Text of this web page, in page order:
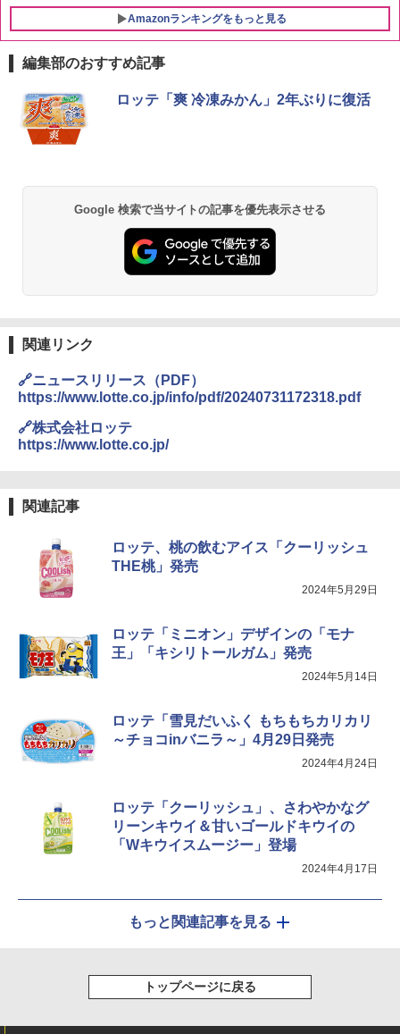
Amazonランキングをもっと見る
1
チキンラーメン どんぶり 85g×12個 日清
カップヌードル カップヌードルPRO シ
ーフードヌードル 高たんぱく&低糖質 さ
らに塩分控えめ 78g×12個
￥2,885
3
￥341
【公式】ブタメン とんこつ味 35g×15個
麺 小腹 インスタント アウトドアにも ロ
ーリングストック 大人買い おやつカン
パニー
1
[山善] スチームオーブンレンジ 25L 一人
シャープ 過熱水蒸気 オーブンレンジ 23
L 1段調理 ブラック RE-WF232-B シンプ
ル操作 コンパクト 一人暮らし 二人暮ら
人暮らし フラットテーブル グレー YRZ-
TOSHIBA(東芝) スチームオーブンレン
ジ 石窯ドーム ER-D80A(K) ブラック 25
お手入れ 小型 新生活 一人暮らし 二人暮
らし ファミリー
5
シャープ ウォーターオーブン ヘルシオ
AX-XJ1-B ブラック 30L 2段調理 コンベ
￥44,800
編集部のおすすめ記事
ロッテ「爽 冷凍みかん」2年ぶりに復活
Google 検索で当サイトの記事を優先表示させる
関連リンク
🔗ニュースリリース（PDF）
https://www.lotte.co.jp/info/pdf/20240731172318.pdf
🔗株式会社ロッテ
https://www.lotte.co.jp/
関連記事
ロッテ、桃の飲むアイス「クーリッシュ
THE桃」発売
2024年5月29日
ロッテ「ミニオン」デザインの「モナ
王」「キシリトールガム」発売
2024年5月14日
ロッテ「雪見だいふく もちもちカリカリ
～チョコinバニラ～」4月29日発売
2024年4月24日
ロッテ「クーリッシュ」、さわやかなグ
リーンキウイ＆甘いゴールドキウイの
「Wキウイスムージー」登場
2024年4月17日
もっと関連記事を見る
トップページに戻る